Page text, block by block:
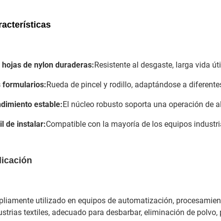
hojas de nylon duraderas:Resistente al desgaste, larga vida
formularios:Rueda de pincel y rodillo, adaptándose a
estable:El núcleo robusto soporta una operación de
de instalar:Compatible con la mayoría de los equipos
utilizado en equipos de automatización,
textiles, adecuado para desbarbar, eliminación de